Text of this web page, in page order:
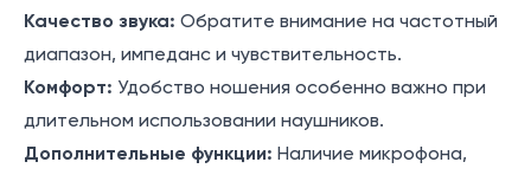
Качество звука: Обратите внимание на частотный
диапазон, импеданс и чувствительность.
Комфорт: Удобство ношения особенно важно при
длительном использовании наушников.
Дополнительные функции: Наличие микрофона,